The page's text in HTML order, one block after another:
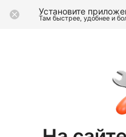
Установите
Там быстрее, удобнее и